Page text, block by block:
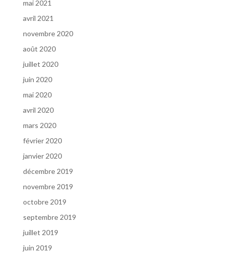
mai 2021
avril 2021
novembre 2020
août 2020
juillet 2020
juin 2020
mai 2020
avril 2020
mars 2020
février 2020
janvier 2020
décembre 2019
novembre 2019
octobre 2019
septembre 2019
juillet 2019
juin 2019